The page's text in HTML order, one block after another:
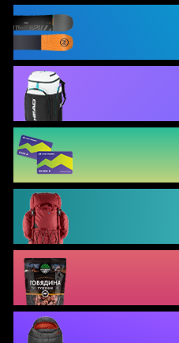
ЧАСЫ РАБОТЫ:
9:00-21:00 ежедневно
+7 (938) 420-92-16